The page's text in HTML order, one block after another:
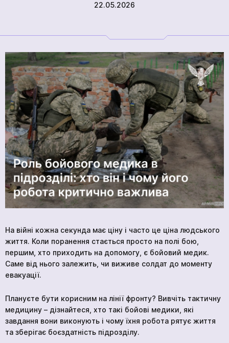
Курси
Новини
Про нас
Контакти
BlueBird Tech
22.05.2026
На війні кожна секунда має ціну і часто це ціна людського
життя. Коли поранення стається просто на полі бою,
першим, хто приходить на допомогу, є бойовий медик.
Саме від нього залежить, чи виживе солдат до моменту
евакуації.
Плануєте бути корисним на лінії фронту? Вивчіть тактичну
медицину – дізнайтеся, хто такі бойові медики, які
завдання вони виконують і чому їхня робота рятує життя
та зберігає боєздатність підрозділу.